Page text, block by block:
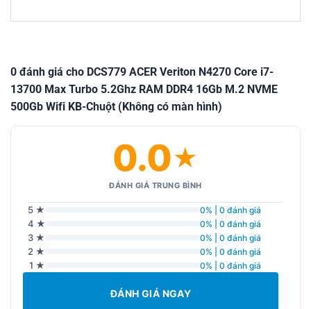
0 đánh giá cho DCS779 ACER Veriton N4270 Core i7-
13700 Max Turbo 5.2Ghz RAM DDR4 16Gb M.2 NVME
500Gb Wifi KB-Chuột (Không có màn hình)
0.0★
ĐÁNH GIÁ TRUNG BÌNH
5 ★ 0% | 0 đánh giá
4 ★ 0% | 0 đánh giá
3 ★ 0% | 0 đánh giá
2 ★ 0% | 0 đánh giá
1 ★ 0% | 0 đánh giá
ĐÁNH GIÁ NGAY